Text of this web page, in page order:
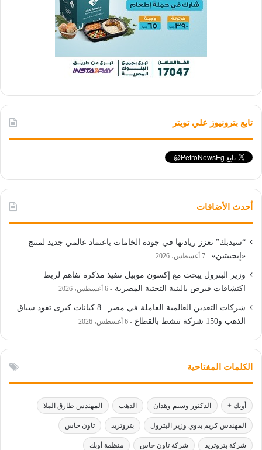
تابع بترونيوز علي تويتر
أحدث الأضافات
“سيدبك” تعزز ريادتها في جودة الخامات باعتماد عالمي جديد لمنتج
«إيجيبتين»
7 أغسطس، 2026
وزير البترول يبحث مع إكسون موبيل تنفيذ مذكرة تفاهم لربط
اكتشافات قبرص بالبنية التحتية المصرية
6 أغسطس، 2026
شركات التعدين العالمية العاملة في مصر.. 8 كيانات كبرى تقود سباق
الذهب و150 شركة تنشط بالقطاع
6 أغسطس، 2026
الكلمات المفتاحية
أوبك + الدكتور وسيم وهدان الذهب المهندس طارق الملا
المهندس كريم بدوي وزير البترول بتروتريد تاون جاس
شركة بتروتريد شركة تاون جاس منظمة أوبك